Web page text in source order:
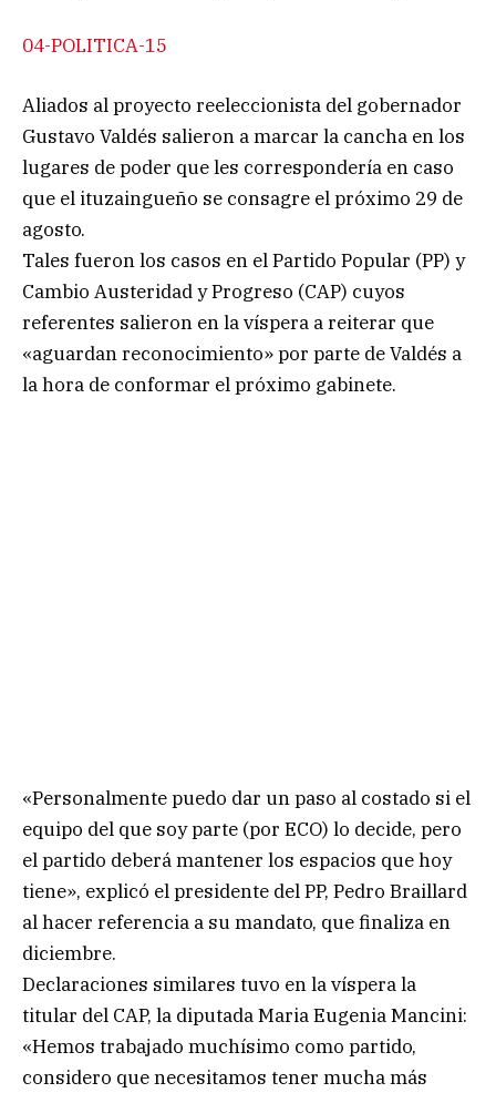
04-POLITICA-15
Aliados al proyecto reeleccionista del gobernador
Gustavo Valdés salieron a marcar la cancha en los
lugares de poder que les correspondería en caso
que el ituzaingueño se consagre el próximo 29 de
agosto.
Tales fueron los casos en el Partido Popular (PP) y
Cambio Austeridad y Progreso (CAP) cuyos
referentes salieron en la víspera a reiterar que
«aguardan reconocimiento» por parte de Valdés a
la hora de conformar el próximo gabinete.
«Personalmente puedo dar un paso al costado si el
equipo del que soy parte (por ECO) lo decide, pero
el partido deberá mantener los espacios que hoy
tiene», explicó el presidente del PP, Pedro Braillard
al hacer referencia a su mandato, que finaliza en
diciembre.
Declaraciones similares tuvo en la víspera la
titular del CAP, la diputada Maria Eugenia Mancini:
«Hemos trabajado muchísimo como partido,
considero que necesitamos tener mucha más